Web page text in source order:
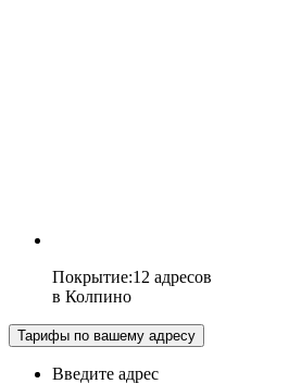
Покрытие:12 адресов
в Колпино
Тарифы по вашему адресу
Введите адрес